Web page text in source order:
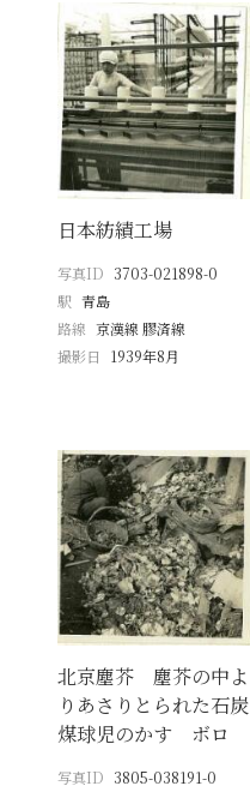
日本紡績工場
写真ID 3703-021898-0
駅 青島
路線 京漢線 膠済線
撮影日
1939年8月
北京塵芥 塵芥の中よ
りあさりとられた石炭
煤球児のかす ボロ
写真ID 3805-038191-0